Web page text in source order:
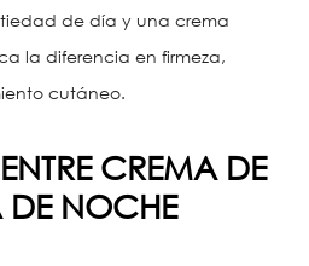
de día y una crema
la diferencia en firmeza,
cutáneo.
CREMA DE
NOCHE